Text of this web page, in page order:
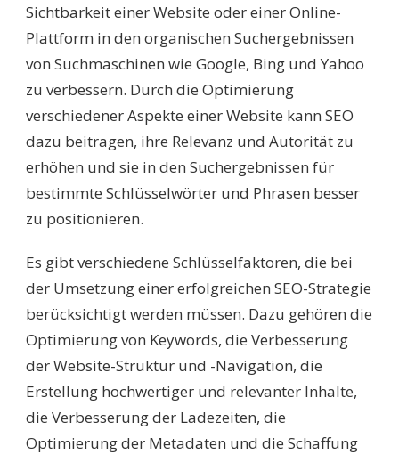
Sichtbarkeit einer Website oder einer Online-
Plattform in den organischen Suchergebnissen
von Suchmaschinen wie Google, Bing und Yahoo
zu verbessern. Durch die Optimierung
verschiedener Aspekte einer Website kann SEO
dazu beitragen, ihre Relevanz und Autorität zu
erhöhen und sie in den Suchergebnissen für
bestimmte Schlüsselwörter und Phrasen besser
zu positionieren.
Es gibt verschiedene Schlüsselfaktoren, die bei
der Umsetzung einer erfolgreichen SEO-Strategie
berücksichtigt werden müssen. Dazu gehören die
Optimierung von Keywords, die Verbesserung
der Website-Struktur und -Navigation, die
Erstellung hochwertiger und relevanter Inhalte,
die Verbesserung der Ladezeiten, die
Optimierung der Metadaten und die Schaffung